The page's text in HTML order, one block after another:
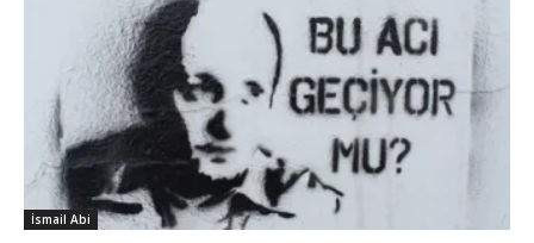
İsmail Abi